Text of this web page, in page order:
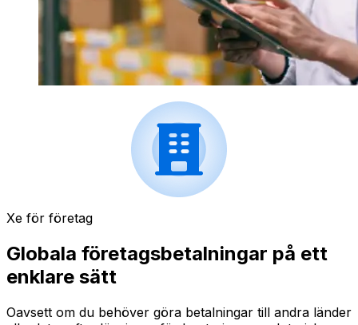
Xe för företag
Globala företagsbetalningar på ett
enklare sätt
Oavsett om du behöver göra betalningar till andra länder